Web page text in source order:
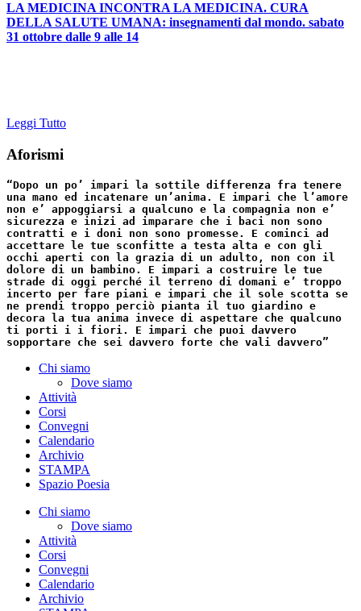
LA MEDICINA INCONTRA LA MEDICINA. CURA
DELLA SALUTE UMANA: insegnamenti dal mondo. sabato
31 ottobre dalle 9 alle 14
Leggi Tutto
Aforismi
“Dopo un po’ impari la sottile differenza fra tenere
una mano ed incatenare un’anima. E impari che l’amore
non e’ appoggiarsi a qualcuno e la compagnia non e’
sicurezza e inizi ad imparare che i baci non sono
contratti e i doni non sono promesse. E cominci ad
accettare le tue sconfitte a testa alta e con gli
occhi aperti con la grazia di un adulto, non con il
dolore di un bambino. E impari a costruire le tue
strade di oggi perché il terreno di domani e’ troppo
incerto per fare piani e impari che il sole scotta se
ne prendi troppo perciò pianta il tuo giardino e
decora la tua anima invece di aspettare che qualcuno
ti porti i i fiori. E impari che puoi davvero
sopportare che sei davvero forte che vali davvero”
Chi siamo
Dove siamo
Attività
Corsi
Convegni
Calendario
Archivio
STAMPA
Spazio Poesia
Chi siamo
Dove siamo
Attività
Corsi
Convegni
Calendario
Archivio